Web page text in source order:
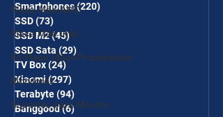
Placa Mãe AMD
Placa Mãe Intel
Kit Placa Mãe+Processador
Monitores
Suportes para Monitor
Smartphones(220)
SSD(73)
SSD M2(45)45 posts
SSD Sata (29)
TV Box(24)
Xiaomi(297)
Terabyte(94)
Banggood(6) 6 posts